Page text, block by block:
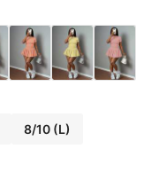
am
punt
8/10 (L)